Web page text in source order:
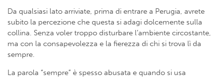
Da qualsiasi lato arriviate, prima di entrare a Perugia, avrete
subito la percezione che questa si adagi dolcemente sulla
collina. Senza voler troppo disturbare l’ambiente circostante,
ma con la consapevolezza e la fierezza di chi si trova lì da
sempre.
La parola “sempre” è spesso abusata e quando si usa